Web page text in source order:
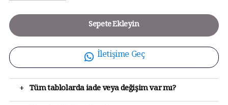
Sepete Ekleyin
İletişime Geç
+ Tüm tablolarda iade veya değişim var mı?